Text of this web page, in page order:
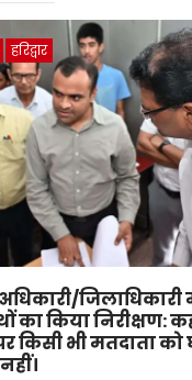
हरिद्वार
का किया निरीक्षण:
किसी भी मतदाता को